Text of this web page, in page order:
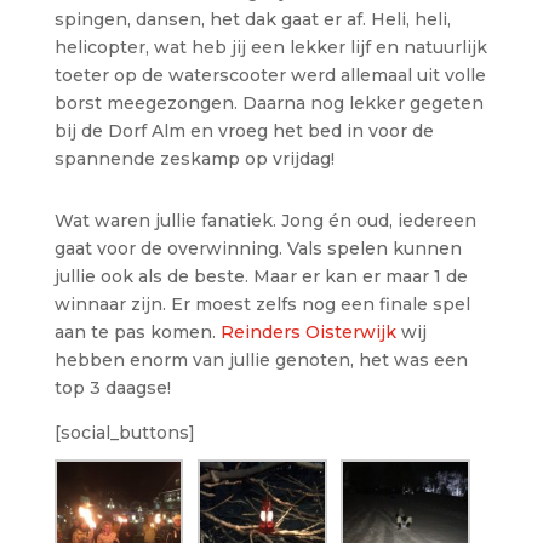
spingen, dansen, het dak gaat er af. Heli, heli,
helicopter, wat heb jij een lekker lijf en natuurlijk
toeter op de waterscooter werd allemaal uit volle
borst meegezongen. Daarna nog lekker gegeten
bij de Dorf Alm en vroeg het bed in voor de
spannende zeskamp op vrijdag!
Wat waren jullie fanatiek. Jong én oud, iedereen
gaat voor de overwinning. Vals spelen kunnen
jullie ook als de beste. Maar er kan er maar 1 de
winnaar zijn. Er moest zelfs nog een finale spel
aan te pas komen. Reinders Oisterwijkwij
hebben enorm van jullie genoten, het was een
top 3 daagse!
[social_buttons]